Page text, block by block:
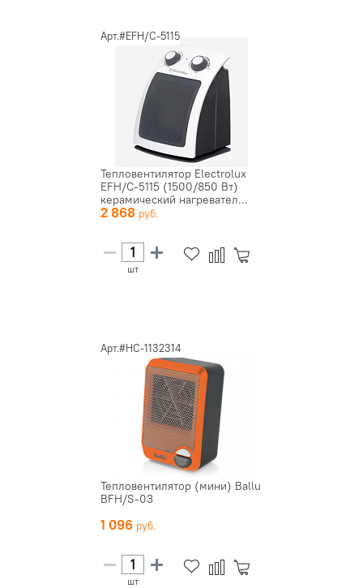
Арт.#EFH/C-5115
Тепловентилятор Electrolux
EFH/C-5115 (1500/850 Вт)
керамический нагревател...
2 868
шт
Арт.#НС-1132314
Тепловентилятор (мини) Ballu
BFH/S-03
1 096
шт